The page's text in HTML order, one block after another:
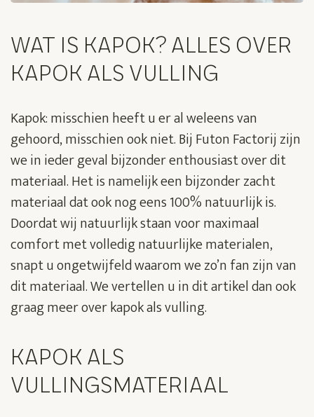
WAT IS KAPOK? ALLES OVER
KAPOK ALS VULLING
Kapok: misschien heeft u er al weleens van
gehoord, misschien ook niet. Bij Futon Factorij zijn
we in ieder geval bijzonder enthousiast over dit
materiaal. Het is namelijk een bijzonder zacht
materiaal dat ook nog eens 100% natuurlijk is.
Doordat wij natuurlijk staan voor maximaal
comfort met volledig natuurlijke materialen,
snapt u ongetwijfeld waarom we zo’n fan zijn van
dit materiaal. We vertellen u in dit artikel dan ook
graag meer over kapok als vulling.
KAPOK ALS
VULLINGSMATERIAAL